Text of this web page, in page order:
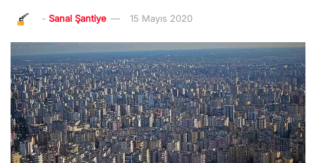
- Sanal Şantiye 15 Mayıs 2020